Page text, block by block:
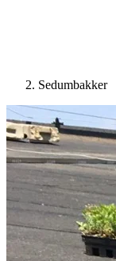
Sedumbakker